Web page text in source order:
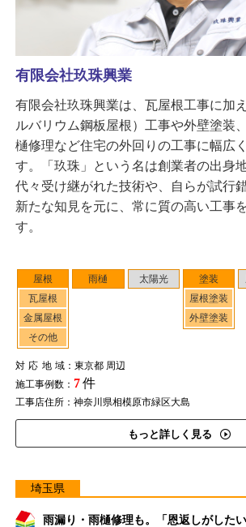
屋根
瓦屋根
金属屋根
その他
雨樋 太陽光
塗装
屋根塗装
外壁塗装
対応地域：東京都 周辺
施工事例数： 7件
工事店住所：神奈川県相模原市緑区大島
もっと詳しく見る
有限会社玖珠興業
有限会社玖珠興業は、瓦屋根工事に加
ルバリウム鋼板屋根）工事や外壁塗装
樋修理など住宅の外回りの工事に幅広
す。「玖珠」という名は創業者の出身
代々受け継がれた技術や、自らが試行
新たな知見を元に、常に質の高い工事
す。
埼玉県
雨漏り・雨樋修理も。「恩返しがした